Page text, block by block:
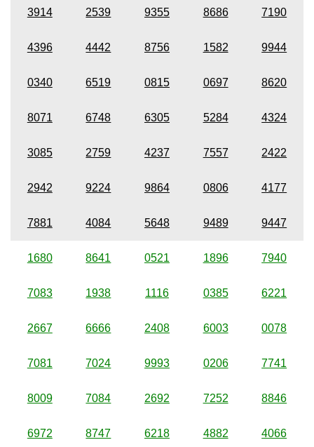
3914 2539 9355 8686 7190
4396 4442 8756 1582 9944
0340 6519 0815 0697 8620
8071 6748 6305 5284 4324
3085 2759 4237 7557 2422
2942 9224 9864 0806 4177
7881 4084 5648 9489 9447
1680 8641 0521 1896 7940
7083 1938 1116 0385 6221
2667 6666 2408 6003 0078
7081 7024 9993 0206 7741
8009 7084 2692 7252 8846
6972 8747 6218 4882 4066